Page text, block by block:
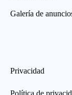
Galería de
Privacidad
Política de